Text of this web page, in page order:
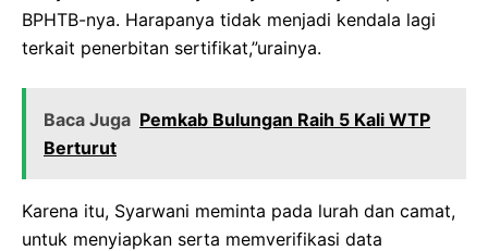
BPHTB-nya. Harapanya tidak menjadi kendala lagi
terkait penerbitan sertifikat,”urainya.
Baca Juga Pemkab Bulungan Raih 5 Kali WTP
Berturut
Karena itu, Syarwani meminta pada lurah dan camat,
untuk menyiapkan serta memverifikasi data